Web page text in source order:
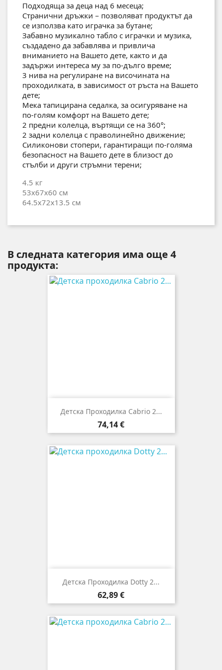
Подходяща за деца над 6 месеца;
Странични дръжки – позволяват продуктът да
се използва като играчка за бутанe;
Забавно музикално табло с играчки и музика,
създадено да забавлява и привлича
вниманието на Вашето дете, както и да
задържи интереса му за по-дълго време;
3 нива на регулиране на височината на
проходилката, в зависимост от ръста на Вашето
дете;
Мека тапицирана седалка, за осигуряване на
по-голям комфорт на Вашето дете;
2 предни колелца, въртящи се на 360°;
2 задни колелца с праволинейно движение;
Силиконови стопери, гарантиращи по-голяма
безопасност на Вашето дете в близост до
стълби и други стръмни терени;
4.5 кг
53x67x60 см
64.5x72x13.5 см
В следната категория има още 4
продукта:
Детска Проходилка Cabrio 2...
Цена
74,14 €
Детска Проходилка Dotty 2...
Цена
62,89 €